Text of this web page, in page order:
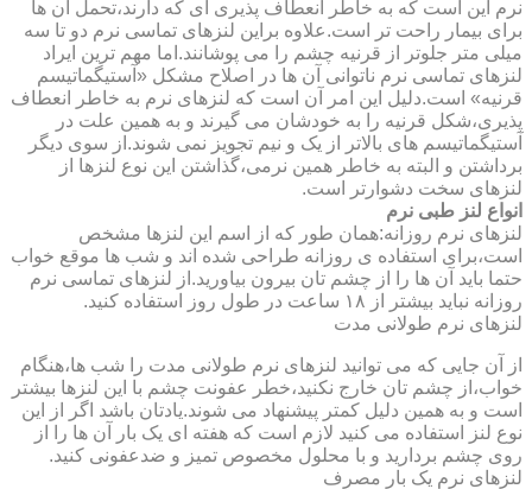
نرم این است که به خاطر انعطاف پذیری ای که دارند،تحمل آن ها
برای بیمار راحت تر است.علاوه براین لنزهای تماسی نرم دو تا سه
میلی متر جلوتر از قرنیه چشم را می پوشانند.اما مهم ترین ایراد
لنزهای تماسی نرم ناتوانی آن ها در اصلاح مشکل «آستیگماتیسم
قرنیه» است.دلیل این امر آن است که لنزهای نرم به خاطر انعطاف
پذیری،شکل قرنیه را به خودشان می گیرند و به همین علت در
آستیگماتیسم های بالاتر از یک و نیم تجویز نمی شوند.از سوی دیگر
برداشتن و البته به خاطر همین نرمی،گذاشتن این نوع لنزها از
لنزهای سخت دشوارتر است.
انواع لنز طبی نرم
لنزهای نرم روزانه:همان طور که از اسم این لنزها مشخص
است،برای استفاده ی روزانه طراحی شده اند و شب ها موقع خواب
حتما باید آن ها را از چشم تان بیرون بیاورید.از لنزهای تماسی نرم
روزانه نباید بیشتر از ۱۸ ساعت در طول روز استفاده کنید.
لنزهای نرم طولانی مدت
از آن جایی که می توانید لنزهای نرم طولانی مدت را شب ها،هنگام
خواب،از چشم تان خارج نکنید،خطر عفونت چشم با این لنزها بیشتر
است و به همین دلیل کمتر پیشنهاد می شوند.یادتان باشد اگر از این
نوع لنز استفاده می کنید لازم است که هفته ای یک بار آن ها را از
روی چشم بردارید و با محلول مخصوص تمیز و ضدعفونی کنید.
لنزهای نرم یک بار مصرف